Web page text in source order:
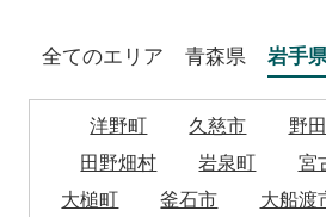
全てのエリア 青森県 岩手
洋野町 久慈市 野
田野畑村
岩泉町 宮
大槌町
釜石市 大船渡